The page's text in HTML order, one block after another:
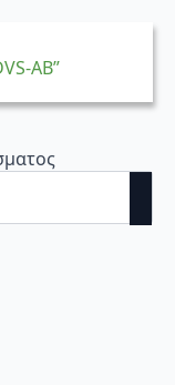
AB”